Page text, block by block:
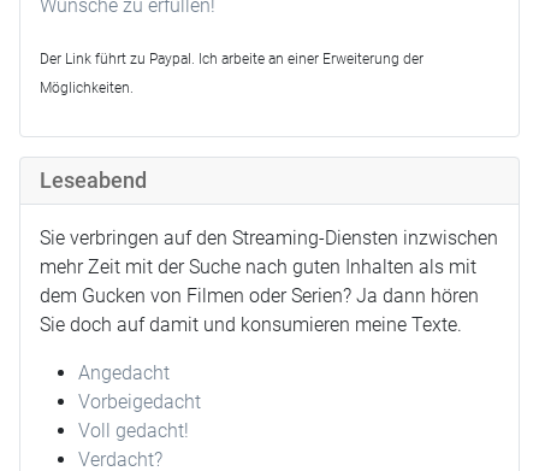
Wünsche zu erfüllen!
Der Link führt zu Paypal. Ich arbeite an einer Erweiterung der
Möglichkeiten.
Leseabend
Sie verbringen auf den Streaming-Diensten inzwischen
mehr Zeit mit der Suche nach guten Inhalten als mit
dem Gucken von Filmen oder Serien? Ja dann hören
Sie doch auf damit und konsumieren meine Texte.
Angedacht
Vorbeigedacht
Voll gedacht!
Verdacht?